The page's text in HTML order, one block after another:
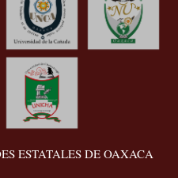
ESTATALES DE OAXACA